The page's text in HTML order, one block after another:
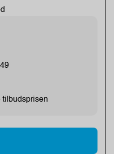
tilbudsprisen